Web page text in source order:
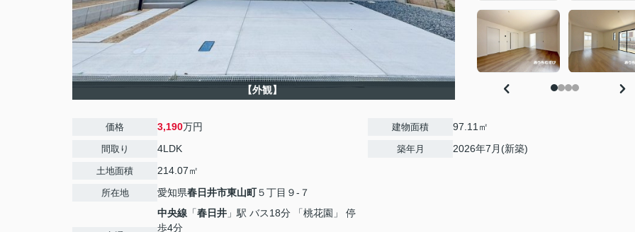
【外観】
価格 3,190万円
間取り 4LDK
土地面積 214.07㎡
所在地 愛知県春日井市東山町５丁目９-７
中央線 「春日井 」駅 バス18分 「桃花園」 停
歩4分
建物面積 97.11㎡
築年月 2026年7月(新築)